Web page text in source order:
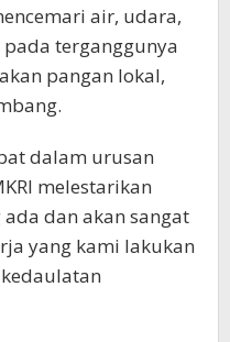
air, udara,
terganggunya
pangan lokal,
dalam urusan
melestarikan
dan akan sangat
yang kami lakukan